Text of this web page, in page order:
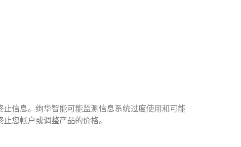
信息。绚华智能可能监测信息系统过度使用和可能
您帐户或调整产品的价格。